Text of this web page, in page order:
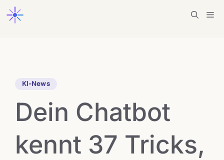
Zum
Inhalt
KI-News
Dein Chatbot
kennt 37 Tricks,